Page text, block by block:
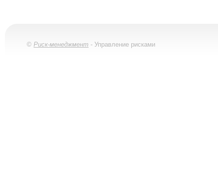
© Риск-менеджмент - Управление рисками